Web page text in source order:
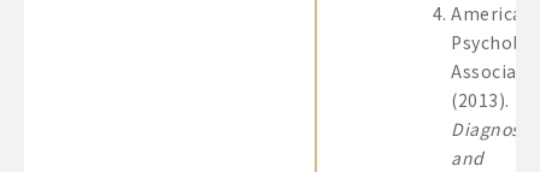
American
(2013).
and